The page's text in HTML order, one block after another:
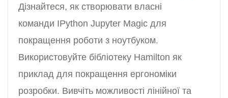
Дізнайтеся, як створювати власні
команди IPython Jupyter Magic для
покращення роботи з ноутбуком.
Використовуйте бібліотеку Hamilton як
приклад для покращення ергономіки
розробки. Вивчіть можливості лінійної та